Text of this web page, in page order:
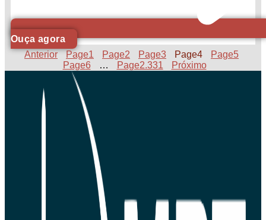
Ouça agora
Anterior
Page1 Page2 Page3 Page4 Page5
Page6 … Page2.331 Próximo